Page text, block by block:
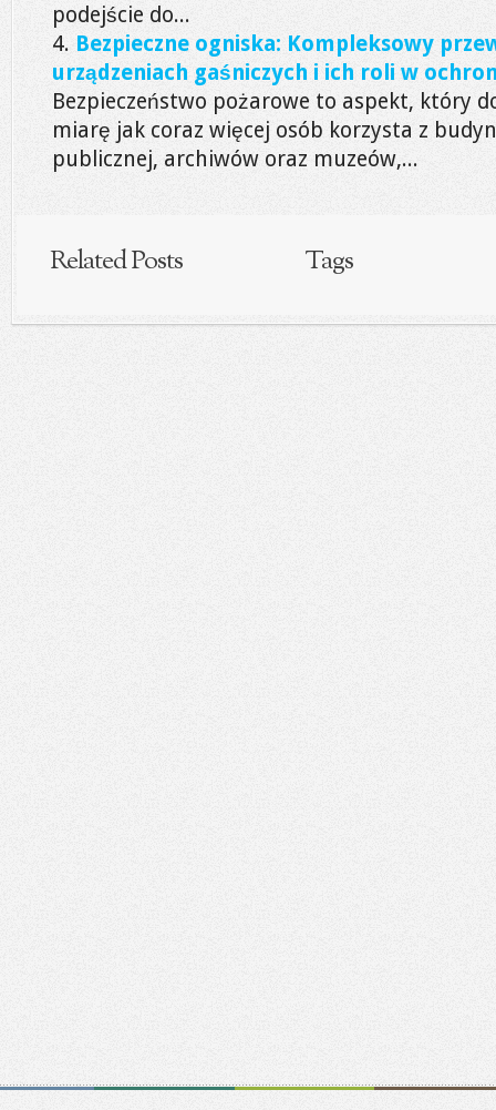
podejście do...
Bezpieczne ogniska: Kompleksowy
urządzeniach gaśniczych i ich roli w
Bezpieczeństwo pożarowe to aspekt, który
miarę jak coraz więcej osób korzysta z
publicznej, archiwów oraz muzeów,...
Related Posts Tags